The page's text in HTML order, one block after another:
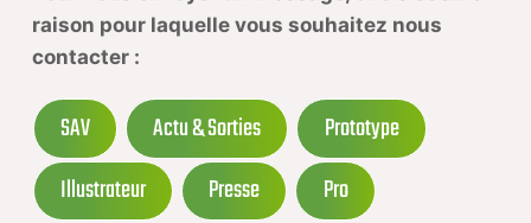
raison pour laquelle vous souhaitez nous
contacter :
SAV Actu & Sorties
Prototype
Illustrateur
Presse
Pro